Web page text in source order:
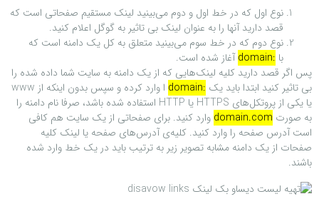
نوع اول که در خط اول و دوم می‌بینید لینک مستقیم صفحاتی است که
قصد دارید آنها را به عنوان لینک بی تاثیر به گوگل اعلام کنید.
نوع دوم که در خط سوم می‌بینید متعلق به کل یک دامنه است که
با :domain
آغاز شده است.
پس اگر قصد دارید کلیه لینک‌هایی که از یک دامنه به سایت شما داده شده را
بی تاثیر کنید ابتدا باید یک :domain
ا وارد کرده و سپس بدون اینکه از www
یا یکی از پروتکل‌های HTTPS یا HTTP استفاده شده باشد، صرفا نام دامنه را
به صورت domain.com وارد کنید. برای صفحاتی از یک سایت هم کافی
است آدرس صفحه را وارد کنید. کلیه‌ی آدرس‌های صفحه یا لینک کلیه
صفحات از یک دامنه مشابه تصویر زیر به ترتیب باید در یک خط وارد شده
باشند.